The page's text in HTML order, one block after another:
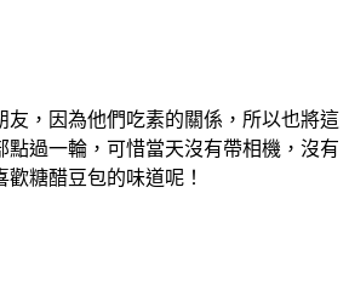
友，因為他們吃素的關係，所以也將這
點過一輪，可惜當天沒有帶相機，沒有
糖醋豆包的味道呢！